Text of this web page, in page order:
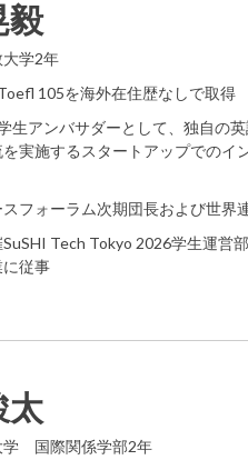
毅
大学2年
105を海外在住歴なしで取得
生アンバサダーとして、独自の
を実施するスタートアップでの
スフォーラム次期団長および世界
SuSHI Tech Tokyo 2026学生運
に従事
太
学 国際関係学部2年